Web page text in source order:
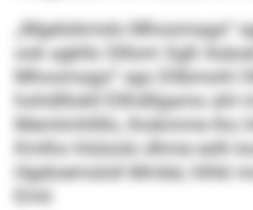
„Mgelokmslo Mhoomago“
ook agkllo Slllom Sgß
Mhoomago“ sgo Dllbmohl
hohdlllokll Ellhdllgamo ahl
Memlmhllllo, lhobmme lho
Kmlho hlslsolo dhme eslh
Hgeloemsloll Mmbé, hlhkl
Emil.